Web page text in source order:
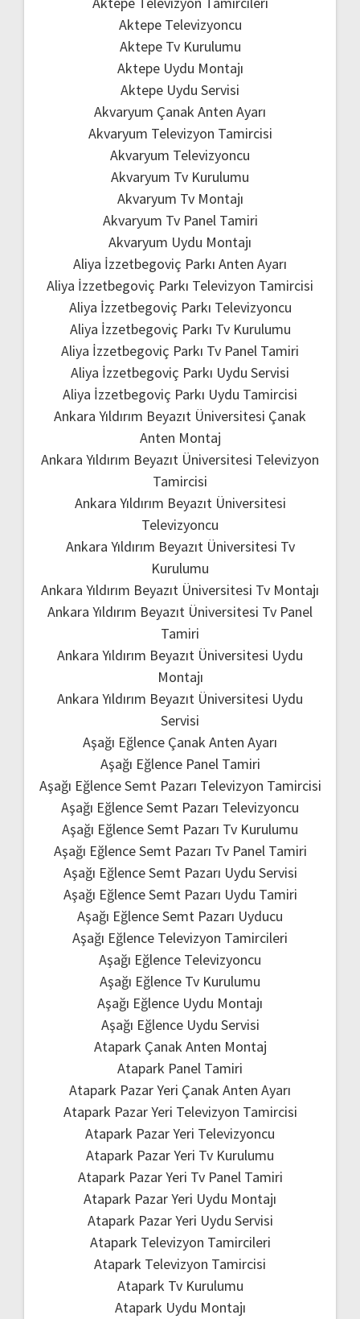
Aktepe Televizyoncu
Aktepe Tv Kurulumu
Aktepe Uydu Montajı
Aktepe Uydu Servisi
Akvaryum Çanak Anten Ayarı
Akvaryum Televizyon Tamircisi
Akvaryum Televizyoncu
Akvaryum Tv Kurulumu
Akvaryum Tv Montajı
Akvaryum Tv Panel Tamiri
Akvaryum Uydu Montajı
Aliya İzzetbegoviç Parkı Anten Ayarı
Aliya İzzetbegoviç Parkı Televizyon Tamircisi
Aliya İzzetbegoviç Parkı Televizyoncu
Aliya İzzetbegoviç Parkı Tv Kurulumu
Aliya İzzetbegoviç Parkı Tv Panel Tamiri
Aliya İzzetbegoviç Parkı Uydu Servisi
Aliya İzzetbegoviç Parkı Uydu Tamircisi
Ankara Yıldırım Beyazıt Üniversitesi Çanak
Anten Montaj
Ankara Yıldırım Beyazıt Üniversitesi Televizyon
Tamircisi
Ankara Yıldırım Beyazıt Üniversitesi
Televizyoncu
Ankara Yıldırım Beyazıt Üniversitesi Tv
Kurulumu
Ankara Yıldırım Beyazıt Üniversitesi Tv Montajı
Ankara Yıldırım Beyazıt Üniversitesi Tv Panel
Tamiri
Ankara Yıldırım Beyazıt Üniversitesi Uydu
Montajı
Ankara Yıldırım Beyazıt Üniversitesi Uydu
Servisi
Aşağı Eğlence Çanak Anten Ayarı
Aşağı Eğlence Panel Tamiri
Aşağı Eğlence Semt Pazarı Televizyon Tamircisi
Aşağı Eğlence Semt Pazarı Televizyoncu
Aşağı Eğlence Semt Pazarı Tv Kurulumu
Aşağı Eğlence Semt Pazarı Tv Panel Tamiri
Aşağı Eğlence Semt Pazarı Uydu Servisi
Aşağı Eğlence Semt Pazarı Uydu Tamiri
Aşağı Eğlence Semt Pazarı Uyducu
Aşağı Eğlence Televizyon Tamircileri
Aşağı Eğlence Televizyoncu
Aşağı Eğlence Tv Kurulumu
Aşağı Eğlence Uydu Montajı
Aşağı Eğlence Uydu Servisi
Atapark Çanak Anten Montaj
Atapark Panel Tamiri
Atapark Pazar Yeri Çanak Anten Ayarı
Atapark Pazar Yeri Televizyon Tamircisi
Atapark Pazar Yeri Televizyoncu
Atapark Pazar Yeri Tv Kurulumu
Atapark Pazar Yeri Tv Panel Tamiri
Atapark Pazar Yeri Uydu Montajı
Atapark Pazar Yeri Uydu Servisi
Atapark Televizyon Tamircileri
Atapark Televizyon Tamircisi
Atapark Tv Kurulumu
Atapark Uydu Montajı